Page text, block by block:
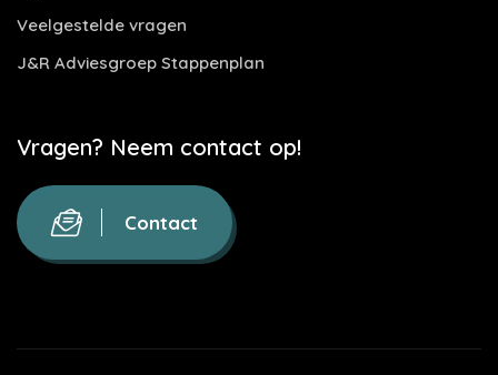
Veelgestelde vragen
J&R Adviesgroep Stappenplan
Vragen? Neem contact op!
Contact